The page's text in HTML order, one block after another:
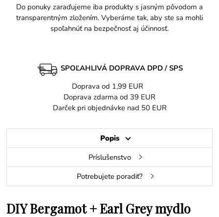
Do ponuky zaraďujeme iba produkty s jasným pôvodom a
transparentným zložením. Vyberáme tak, aby ste sa mohli
spoľahnúť na bezpečnosť aj účinnosť.
SPOĽAHLIVÁ DOPRAVA DPD / SPS
Doprava od 1,99 EUR
Doprava zdarma od 39 EUR
Darček pri objednávke nad 50 EUR
Popis
Príslušenstvo
Potrebujete poradiť?
DIY Bergamot + Earl Grey mydlo